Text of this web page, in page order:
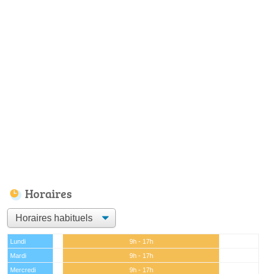
Horaires
Lundi
9h - 17h
Mardi
9h - 17h
Mercredi
9h - 17h